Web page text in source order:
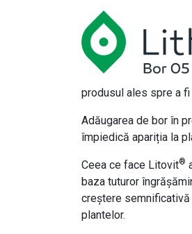
produsul ales spre a
Adăugarea de bor în
împiedică apariția la
Ceea ce face Litovit®
baza tuturor
creștere semnificativă
plantelor.